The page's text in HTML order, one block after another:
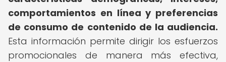
comportamientos en línea y preferencias
de consumo de contenido de la audiencia.
Esta información permite dirigir los esfuerzos
promocionales de manera más efectiva,